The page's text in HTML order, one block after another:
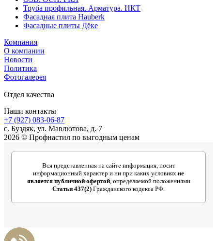
Труба профильная. Арматура. НКТ
Фасадная плита Hauberk
Фасадные плиты Дёке
Компания
О компании
Новости
Политика
Фотогалерея
Отдел качества
Наши контакты
+7 (927) 083-06-87
c. Буздяк, ул. Мавлютова, д. 7
2026 © Профнастил по выгодным ценам
Вся представленная на сайте информация, носит
информационный характер и ни при каких условиях не
является публичной офертой, определяемой положениями
Статьи 437(2) Гражданского кодекса РФ.